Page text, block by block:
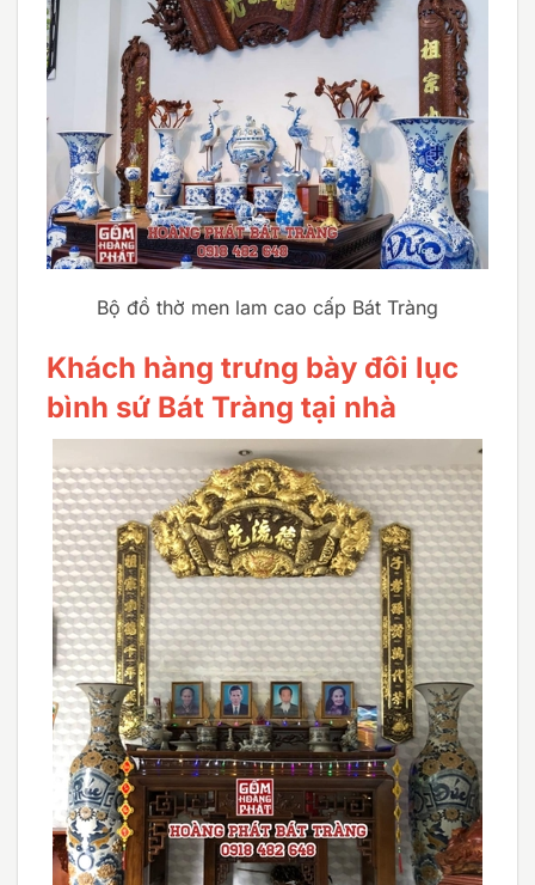
Bộ đồ thờ men lam cao cấp Bát Tràng
Khách hàng trưng bày đôi lục
bình sứ Bát Tràng tại nhà